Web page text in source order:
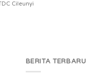
Cileunyi
BERITA TERBARU